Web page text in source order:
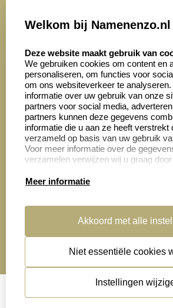
4028 beoordelingen
Onze
Zakelijk:
Aanvraag op maat
Cadeaubonnen
handleidingen
algemene voorwaarden
© copyright 2026
Welkom bij Namenenzo.nl
Deze website maakt gebruik van
We gebruiken cookies om content en
personaliseren, om functies voor
om ons websiteverkeer te
informatie over uw gebruik van onze
partners voor social media,
partners kunnen deze gegevens
informatie die u aan ze heeft verstrekt
verzameld op basis van uw gebruik
Voor meer informatie over de
verzamelen verwijzen wij u graag
Meer informatie
Akkoord met alle
Niet essentiële cookies
Instellingen